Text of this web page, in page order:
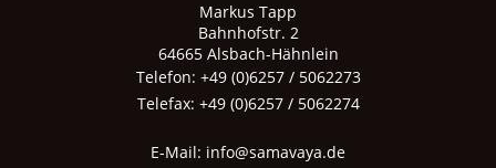
Markus Tapp
Bahnhofstr. 2
64665 Alsbach-Hähnlein
Telefon: +49 (0)6257 / 5062273
Telefax: +49 (0)6257 / 5062274
E-Mail: info@samavaya.de